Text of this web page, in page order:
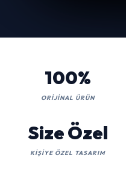
100%
ORIJINAL ÜRÜN
Size Özel
KIŞIYE ÖZEL TASARIM